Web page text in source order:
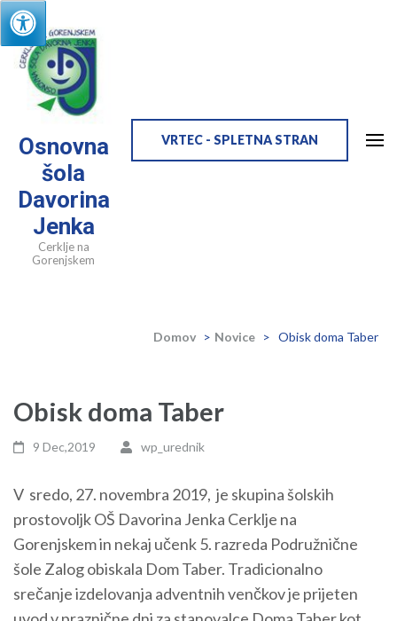
Skip
to
content
(Press
Enter)
Osnovna
šola
Davorina
Jenka
Cerklje na
Gorenjskem
VRTEC - SPLETNA STRAN
Domov > Novice > Obisk doma Taber
Obisk doma Taber
9 Dec,2019 wp_urednik
V sredo, 27. novembra 2019, je skupina šolskih
prostovoljk OŠ Davorina Jenka Cerklje na
Gorenjskem in nekaj učenk 5. razreda Podružnične
šole Zalog obiskala Dom Taber. Tradicionalno
srečanje izdelovanja adventnih venčkov je prijeten